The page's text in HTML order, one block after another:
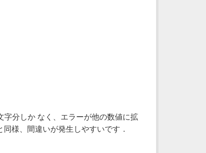
字分しか なく、エラーが他の数値に拡
様、間違いが発生しやすいです．